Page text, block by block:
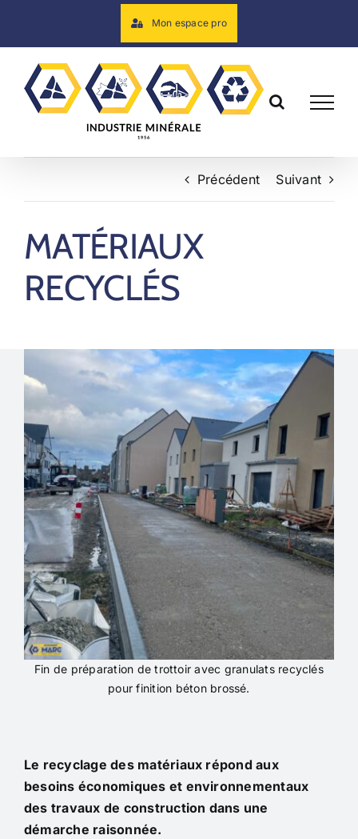
Mon espace pro
Précédent Suivant
MATÉRIAUX
RECYCLÉS
Fin de préparation de trottoir avec granulats recyclés
pour finition béton brossé.
Le recyclage des matériaux répond aux
besoins économiques et environnementaux
des travaux de construction dans une
démarche raisonnée.